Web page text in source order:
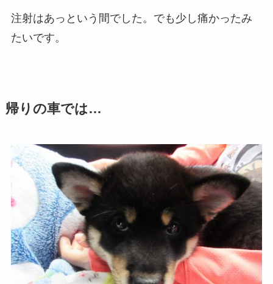
注射はあっという間でした。でも少し痛かったみ
たいです。
帰りの車では…